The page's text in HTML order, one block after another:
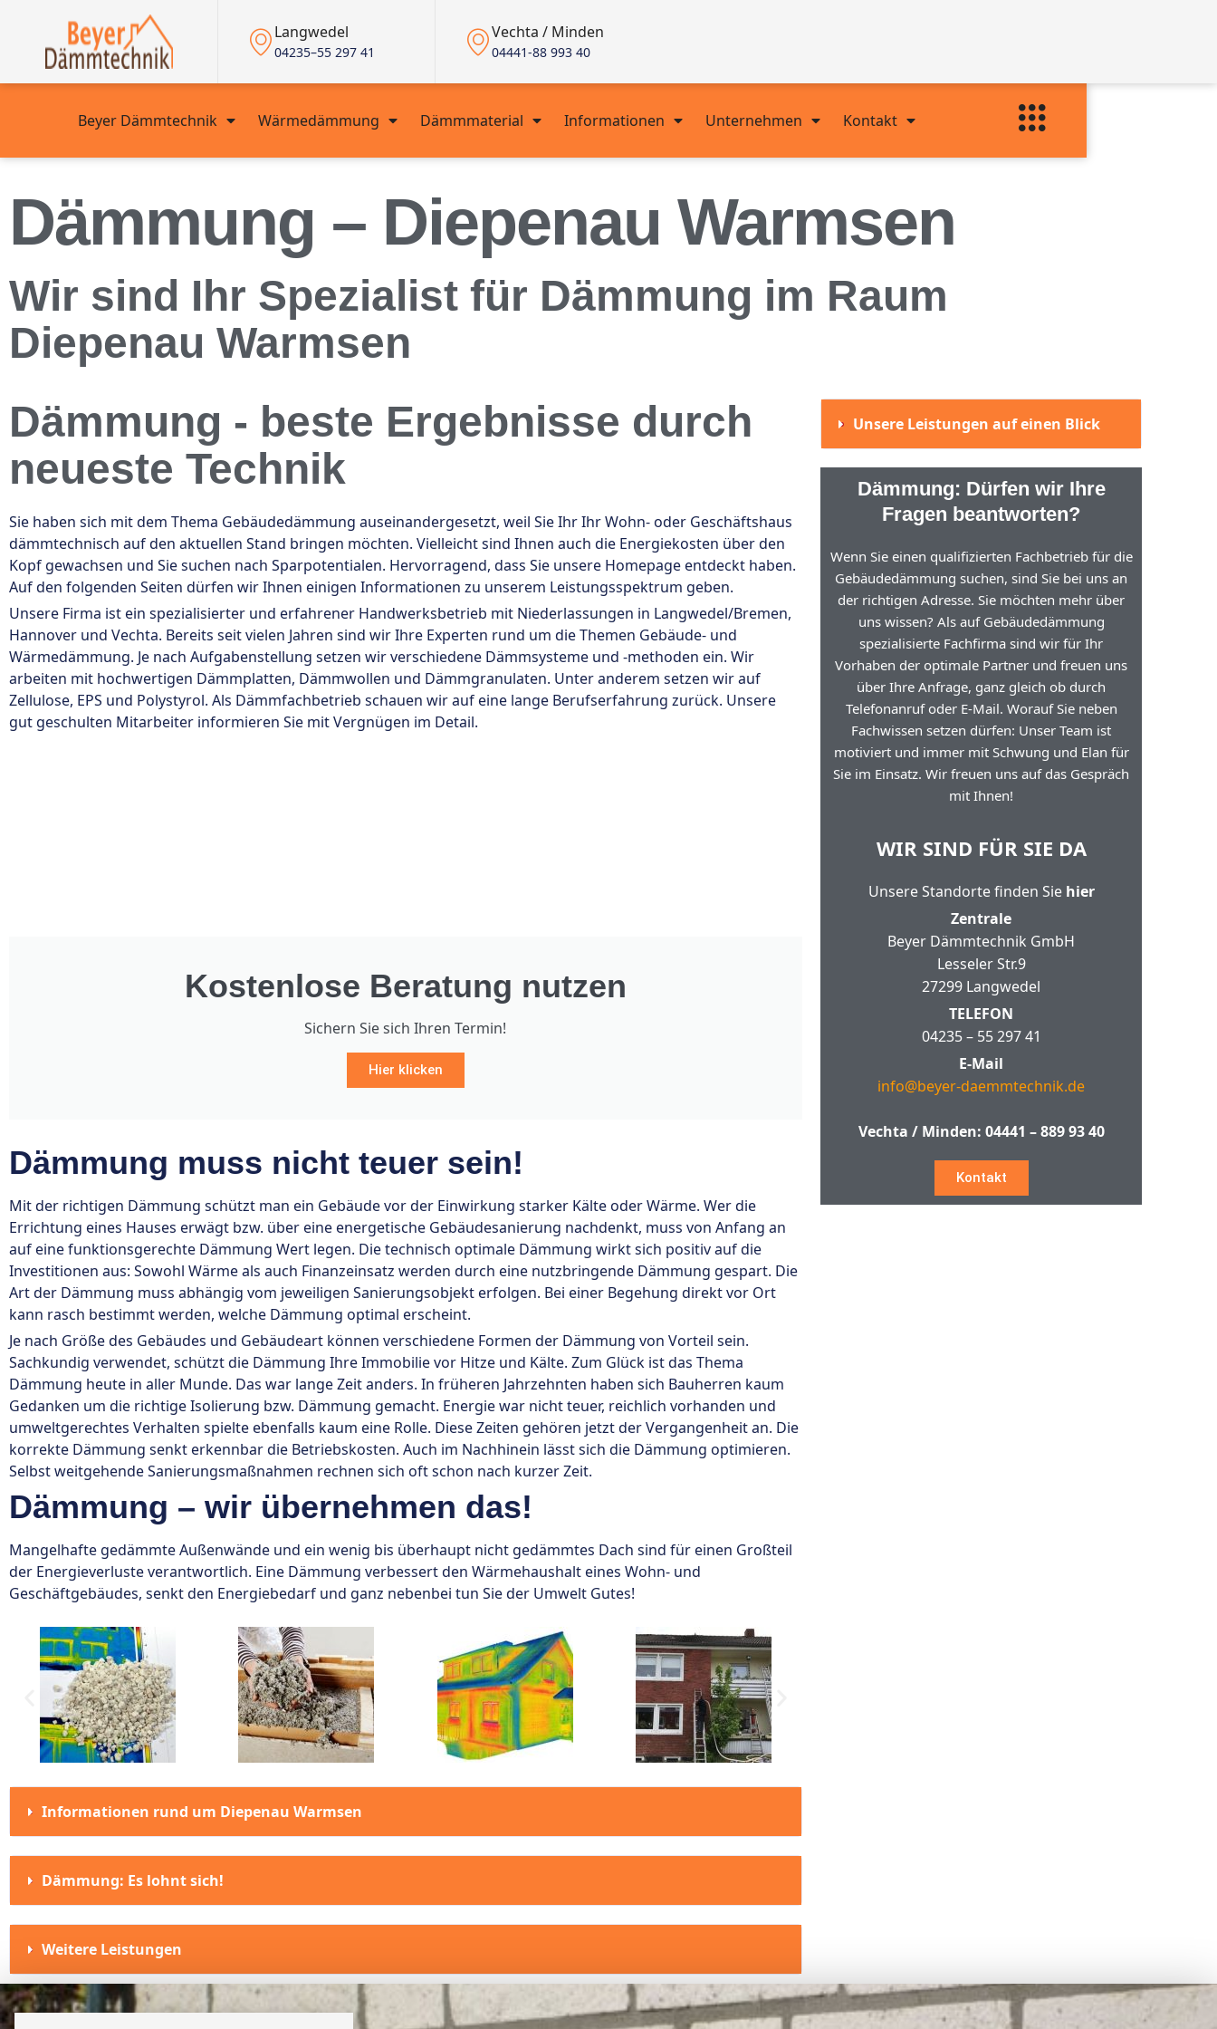
Langwedel
04235–55 297 41
Vechta / Minden
04441-88 993 40
Beyer Dämmtechnik Wärmedämmung Dämmmaterial Informationen Unternehmen Kontakt
Dämmung – Diepenau Warmsen
Wir sind Ihr Spezialist für Dämmung im Raum
Diepenau Warmsen
Dämmung - beste Ergebnisse durch
neueste Technik
Sie haben sich mit dem Thema Gebäudedämmung auseinandergesetzt, weil Sie Ihr Ihr Wohn- oder Geschäftshaus
dämmtechnisch auf den aktuellen Stand bringen möchten. Vielleicht sind Ihnen auch die Energiekosten über den
Kopf gewachsen und Sie suchen nach Sparpotentialen. Hervorragend, dass Sie unsere Homepage entdeckt haben.
Auf den folgenden Seiten dürfen wir Ihnen einigen Informationen zu unserem Leistungsspektrum geben.
Unsere Firma ist ein spezialisierter und erfahrener Handwerksbetrieb mit Niederlassungen in Langwedel/Bremen,
Hannover und Vechta. Bereits seit vielen Jahren sind wir Ihre Experten rund um die Themen Gebäude- und
Wärmedämmung. Je nach Aufgabenstellung setzen wir verschiedene Dämmsysteme und -methoden ein. Wir
arbeiten mit hochwertigen Dämmplatten, Dämmwollen und Dämmgranulaten. Unter anderem setzen wir auf
Zellulose, EPS und Polystyrol. Als Dämmfachbetrieb schauen wir auf eine lange Berufserfahrung zurück. Unsere
gut geschulten Mitarbeiter informieren Sie mit Vergnügen im Detail.
Kostenlose Beratung nutzen
Sichern Sie sich Ihren Termin!
Hier klicken
Dämmung muss nicht teuer sein!
Mit der richtigen Dämmung schützt man ein Gebäude vor der Einwirkung starker Kälte oder Wärme. Wer die
Errichtung eines Hauses erwägt bzw. über eine energetische Gebäudesanierung nachdenkt, muss von Anfang an
auf eine funktionsgerechte Dämmung Wert legen. Die technisch optimale Dämmung wirkt sich positiv auf die
Investitionen aus: Sowohl Wärme als auch Finanzeinsatz werden durch eine nutzbringende Dämmung gespart. Die
Art der Dämmung muss abhängig vom jeweiligen Sanierungsobjekt erfolgen. Bei einer Begehung direkt vor Ort
kann rasch bestimmt werden, welche Dämmung optimal erscheint.
Je nach Größe des Gebäudes und Gebäudeart können verschiedene Formen der Dämmung von Vorteil sein.
Sachkundig verwendet, schützt die Dämmung Ihre Immobilie vor Hitze und Kälte. Zum Glück ist das Thema
Dämmung heute in aller Munde. Das war lange Zeit anders. In früheren Jahrzehnten haben sich Bauherren kaum
Gedanken um die richtige Isolierung bzw. Dämmung gemacht. Energie war nicht teuer, reichlich vorhanden und
umweltgerechtes Verhalten spielte ebenfalls kaum eine Rolle. Diese Zeiten gehören jetzt der Vergangenheit an. Die
korrekte Dämmung senkt erkennbar die Betriebskosten. Auch im Nachhinein lässt sich die Dämmung optimieren.
Selbst weitgehende Sanierungsmaßnahmen rechnen sich oft schon nach kurzer Zeit.
Dämmung – wir übernehmen das!
Mangelhafte gedämmte Außenwände und ein wenig bis überhaupt nicht gedämmtes Dach sind für einen Großteil
der Energieverluste verantwortlich. Eine Dämmung verbessert den Wärmehaushalt eines Wohn- und
Geschäftgebäudes, senkt den Energiebedarf und ganz nebenbei tun Sie der Umwelt Gutes!
Informationen rund um Diepenau Warmsen
Dämmung: Es lohnt sich!
Weitere Leistungen
Unsere Leistungen auf einen Blick
Dämmung: Dürfen wir Ihre
Fragen beantworten?
Wenn Sie einen qualifizierten Fachbetrieb für die
Gebäudedämmung suchen, sind Sie bei uns an
der richtigen Adresse. Sie möchten mehr über
uns wissen? Als auf Gebäudedämmung
spezialisierte Fachfirma sind wir für Ihr
Vorhaben der optimale Partner und freuen uns
über Ihre Anfrage, ganz gleich ob durch
Telefonanruf oder E-Mail. Worauf Sie neben
Fachwissen setzen dürfen: Unser Team ist
motiviert und immer mit Schwung und Elan für
Sie im Einsatz. Wir freuen uns auf das Gespräch
mit Ihnen!
WIR SIND FÜR SIE DA
Unsere Standorte finden Sie hier
Zentrale
Beyer Dämmtechnik GmbH
Lesseler Str.9
27299 Langwedel
TELEFON
04235 – 55 297 41
E-Mail
info@beyer-daemmtechnik.de
Vechta / Minden: 04441 – 889 93 40
Kontakt